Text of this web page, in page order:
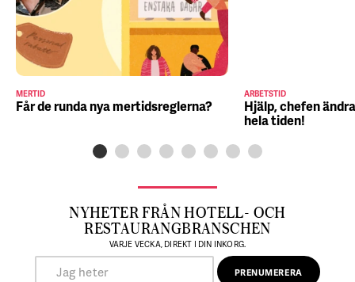
MERTID
Får de runda nya mertidsreglerna?
ARBETSTID
Hjälp, chefen
hela tiden!
NYHETER FRÅN HOTELL- OCH
RESTAURANGBRANSCHEN
VARJE VECKA, DIREKT I DIN INKORG.